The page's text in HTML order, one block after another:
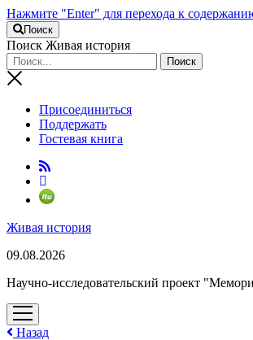
Нажмите "Enter" для перехода к
Поиск
Поиск Живая история
Присоединиться
Поддержать
Гостевая книга
RuTube
Живая история
09.08.2026
Научно-исследовательский проект
открыть
меню
Назад